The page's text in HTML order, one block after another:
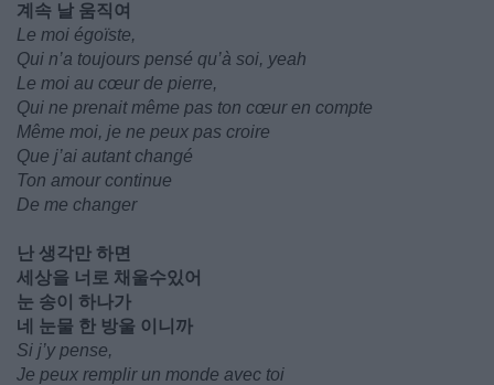
계속 날 움직여
Le moi égoïste,
Qui n’a toujours pensé qu’à soi, yeah
Le moi au cœur de pierre,
Qui ne prenait même pas ton cœur en compte
Même moi, je ne peux pas croire
Que j’ai autant changé
Ton amour continue
De me changer
난 생각만 하면
세상을 너로 채울수있어
눈 송이 하나가
네 눈물 한 방울 이니까
Si j’y pense,
Je peux remplir un monde avec toi